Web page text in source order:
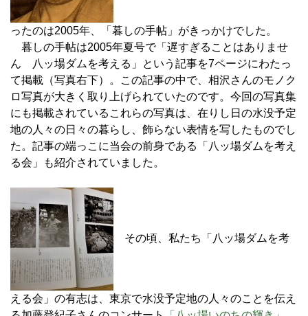
ったのは2005年、「暮しの手帖」がきっかけでした。
暮しの手帖は2005年夏号で「遅すぎることはありませ
ん 八ッ場ダムを考える」という記事を7ページにわたっ
て掲載（写真右下）。この記事の中で、相沢さんのモノク
ロ写真が大きく取り上げられていたのです。今回の写真集
にも掲載されているこれらの写真は、在りし日の水没予定
地の人々の日々の暮らし、飾らない表情を写したものでし
た。記事の端っこに当会の前身である「八ッ場ダムを考え
る会」も紹介されていました。
その頃、私たち「八ッ場ダムを考
える会」の有志は、東京で水没予定地の人々のことを伝え